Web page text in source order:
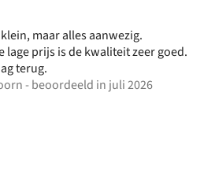
maar alles aanwezig.
lage prijs is de kwaliteit zeer goed.
terug.
- beoordeeld in juli 2026